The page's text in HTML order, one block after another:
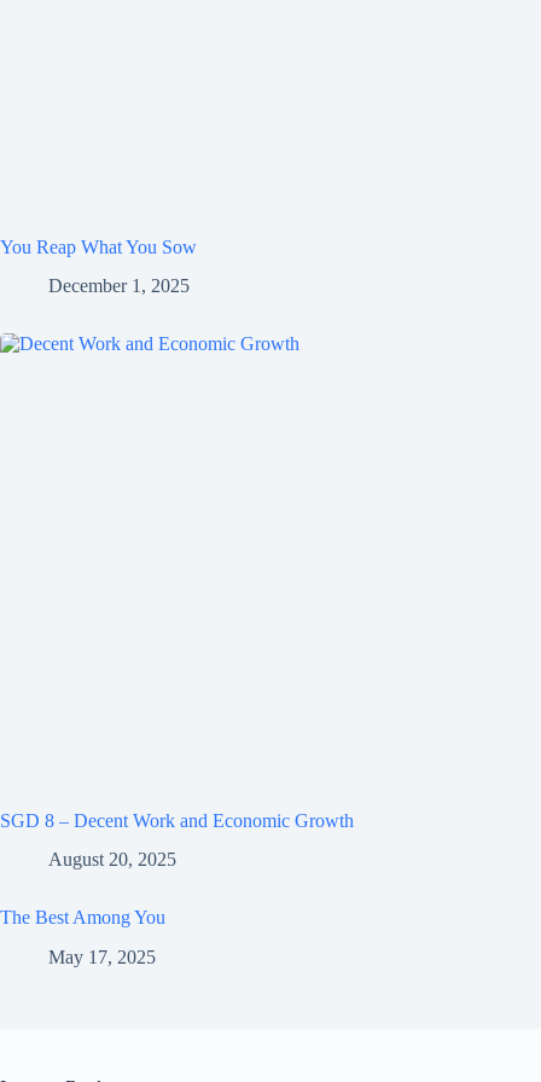
You Reap What You Sow
December 1, 2025
SGD 8 – Decent Work and Economic Growth
August 20, 2025
The Best Among You
May 17, 2025